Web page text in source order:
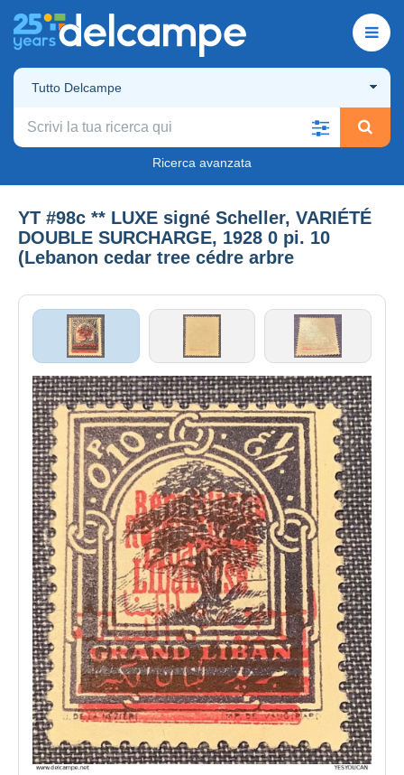
Tutto Delcampe
Ricerca avanzata
YT #98c ** LUXE signé Scheller, VARIÉTÉ
DOUBLE SURCHARGE, 1928 0 pi. 10
(Lebanon cedar tree cédre arbre